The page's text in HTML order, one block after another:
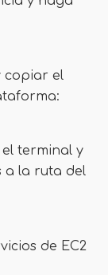
copiar el
terminal y
a la ruta del
de EC2